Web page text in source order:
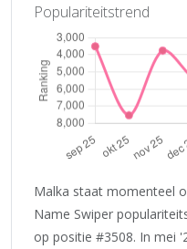
Populariteitstrend
Malka staat momenteel
Name Swiper
op positie #3508. In mei